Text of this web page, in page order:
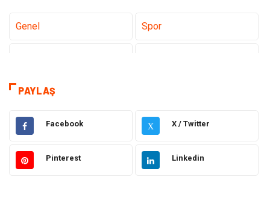
Genel Spor
Dünya'dan Haberler
Müzik İnternet
Ülkemizden Haberler Politika & Siyaset
PAYLAŞ
Facebook X X / Twitter
Pinterest Linkedin